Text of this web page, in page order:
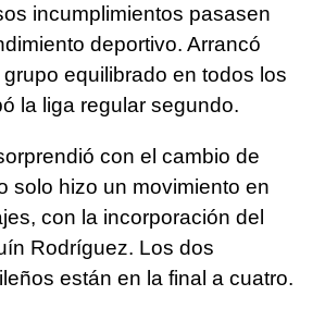
incumplimientos pasasen
deportivo. Arrancó
equilibrado en todos los
la liga regular segundo.
con el cambio de
solo hizo un movimiento en
con la incorporación del
Rodríguez. Los dos
están en la final a cuatro.